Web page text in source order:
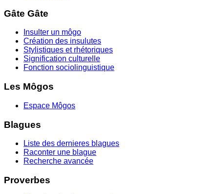
Gâte Gâte
Insulter un môgo
Création des insulutes
Stylistiques et rhétoriques
Signification culturelle
Fonction sociolinguistique
Les Môgos
Espace Môgos
Blagues
Liste des dernieres blagues
Raconter une blague
Recherche avancée
Proverbes